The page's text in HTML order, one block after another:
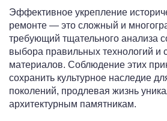
Эффективное укрепление
ремонте — это сложный и
требующий тщательного анализа
выбора правильных технологий и
материалов. Соблюдение этих
сохранить культурное наследие
поколений, продлевая жизнь
архитектурным памятникам.